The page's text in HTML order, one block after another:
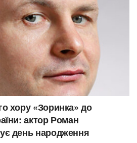
хору «Зоринка» до
актор Роман
день народження